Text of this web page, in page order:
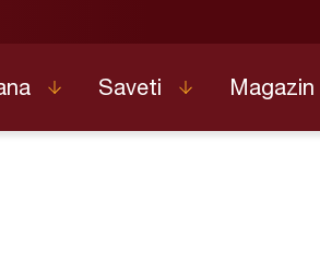
Saveti Magazin